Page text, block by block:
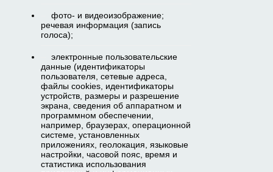
фото- и видеоизображение;
речевая информация (запись
голоса);
электронные пользовательские
данные (идентификаторы
пользователя, сетевые адреса,
файлы cookies, идентификаторы
устройств, размеры и разрешение
экрана, сведения об аппаратном и
программном обеспечении,
например, браузерах, операционной
системе, установленных
приложениях, геолокация, языковые
настройки, часовой пояс, время и
статистика использования